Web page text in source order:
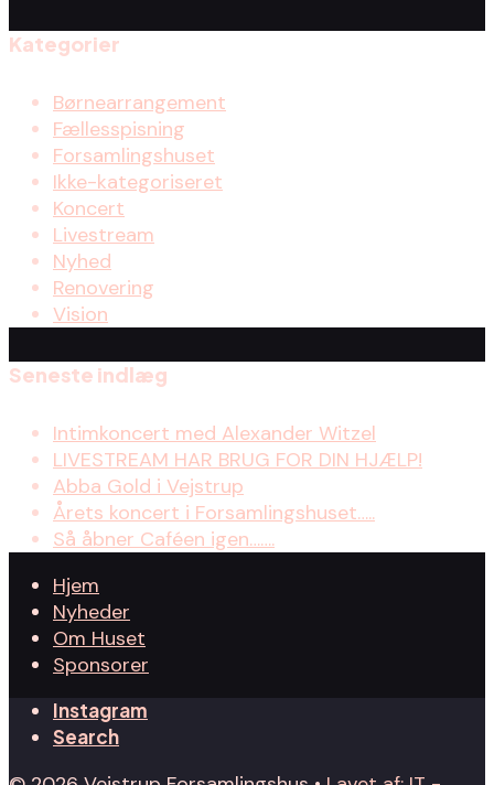
Kategorier
Børnearrangement
Fællesspisning
Forsamlingshuset
Ikke-kategoriseret
Koncert
Livestream
Nyhed
Renovering
Vision
Seneste indlæg
Intimkoncert med Alexander Witzel
LIVESTREAM HAR BRUG FOR DIN HJÆLP!
Abba Gold i Vejstrup
Årets koncert i Forsamlingshuset…..
Så åbner Caféen igen…….
Hjem
Nyheder
Om Huset
Sponsorer
Instagram
Search